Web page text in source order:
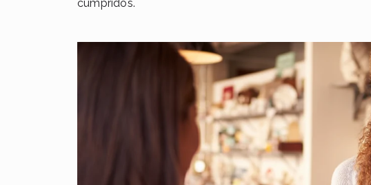
cumpridos.